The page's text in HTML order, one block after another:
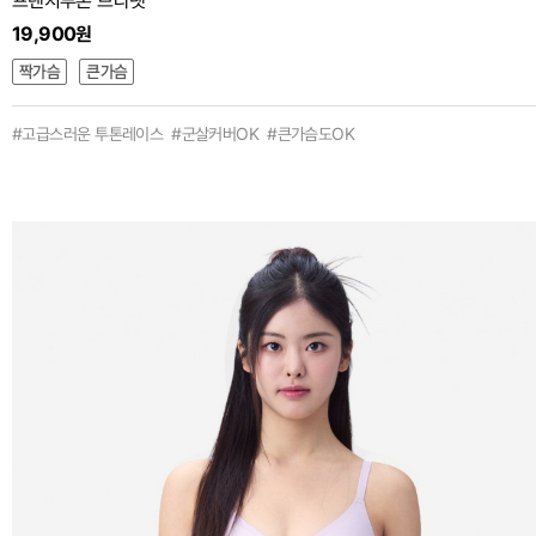
19,900원
#고급스러운 투톤레이스 #군살커버OK #큰가슴도OK